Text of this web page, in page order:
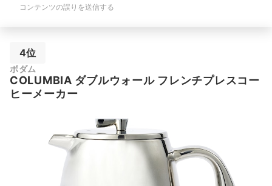
コンテンツの誤りを送信する
4位
ボダム
COLUMBIA ダブルウォール フレンチプレスコー
ヒーメーカー